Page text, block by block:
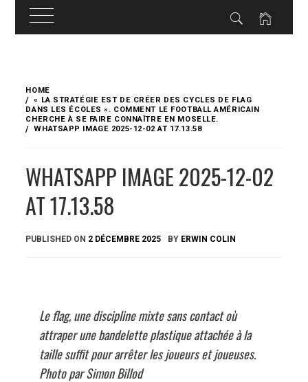
content
HOME
« LA STRATÉGIE EST DE CRÉER DES CYCLES DE FLAG
DANS LES ÉCOLES ». COMMENT LE FOOTBALL AMÉRICAIN
CHERCHE À SE FAIRE CONNAÎTRE EN MOSELLE.
WHATSAPP IMAGE 2025-12-02 AT 17.13.58
WHATSAPP IMAGE 2025-12-02
AT 17.13.58
PUBLISHED ON 2 DÉCEMBRE 2025 BY ERWIN COLIN
Le flag, une discipline mixte sans contact où
attraper une bandelette plastique attachée à la
taille suffit pour arrêter les joueurs et joueuses.
Photo par Simon Billod